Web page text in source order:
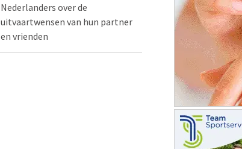
Nederlanders over de
uitvaartwensen van hun partner
en vrienden